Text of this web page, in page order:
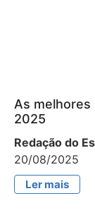
As melhores
2025
Redação do
20/08/2025
Ler mais